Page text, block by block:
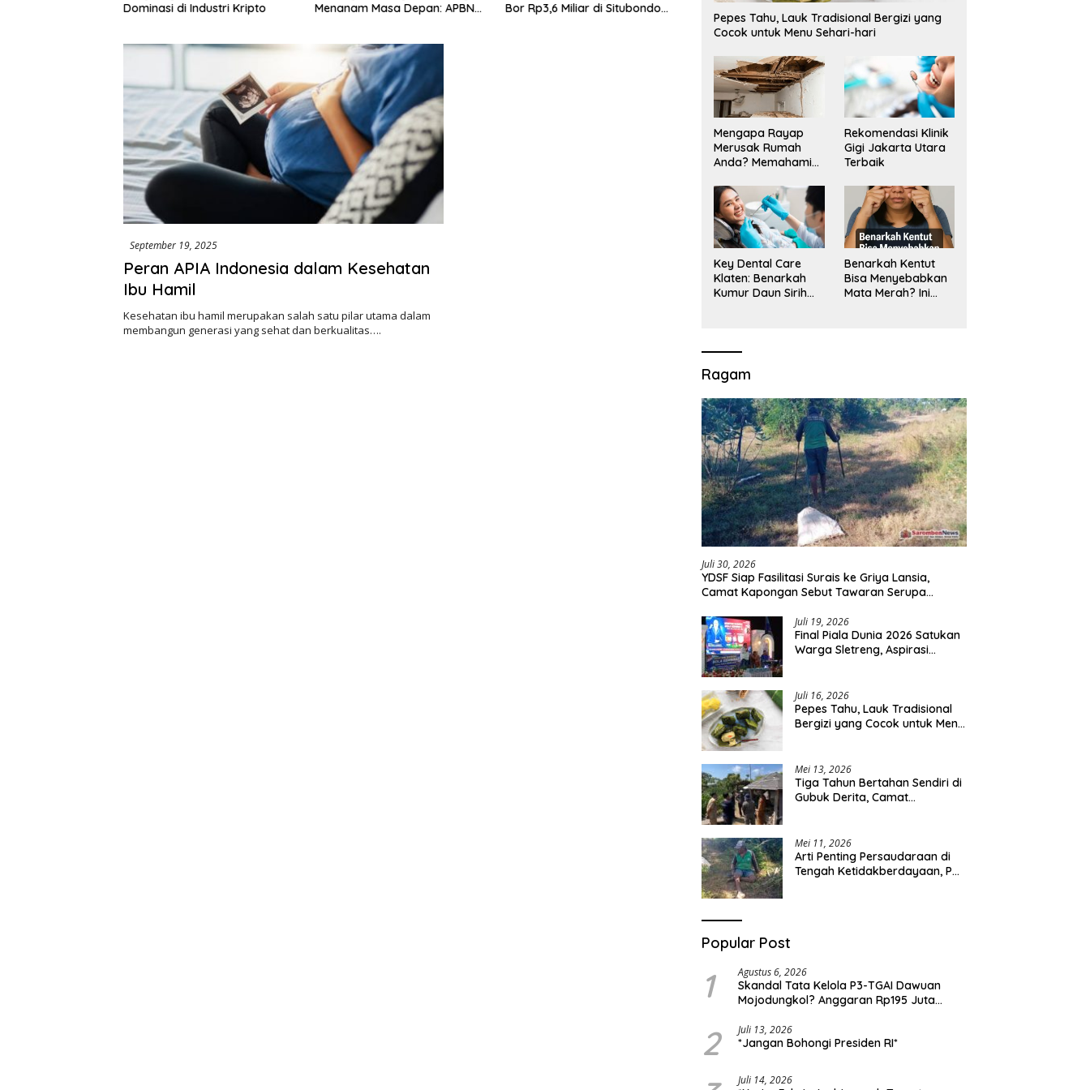
Dominasi di Industri Kripto
Menanam Masa Depan: APBN
Khusus Menjadi Kemandirian
Bor Rp3,6 Miliar di Situbondo
Jawa_
Dipertanyakan, LSM PAKAR
September 19, 2025
Peran APIA Indonesia dalam Kesehatan
Ibu Hamil
Kesehatan ibu hamil merupakan salah satu pilar utama dalam
membangun generasi yang sehat dan berkualitas….
Pepes Tahu, Lauk Tradisional Bergizi yang
Cocok untuk Menu Sehari-hari
Mengapa Rayap
Merusak Rumah
Anda? Memahami
Killer”
Rekomendasi Klinik
Gigi Jakarta Utara
Terbaik
Key Dental Care
Klaten: Benarkah
Kumur Daun Sirih
Klaten
Benarkah Kentut
Bisa Menyebabkan
Mata Merah? Ini
Ragam
Juli 30, 2026
YDSF Siap Fasilitasi Surais ke Griya Lansia,
Camat Kapongan Sebut Tawaran Serupa
Juli 19, 2026
Final Piala Dunia 2026 Satukan
Warga Sletreng, Aspirasi
Juli 16, 2026
Pepes Tahu, Lauk Tradisional
Bergizi yang Cocok untuk Menu
Mei 13, 2026
Tiga Tahun Bertahan Sendiri di
Gubuk Derita, Camat
Mei 11, 2026
Arti Penting Persaudaraan di
Tengah Ketidakberdayaan, Pak
Popular Post
1 Agustus 6, 2026
Skandal Tata Kelola P3-TGAI Dawuan
Mojodungkol? Anggaran Rp195 Juta
hingga Misteri Swakelola Petani
2 Juli 13, 2026
*Jangan Bohongi Presiden RI*
Juli 14, 2026